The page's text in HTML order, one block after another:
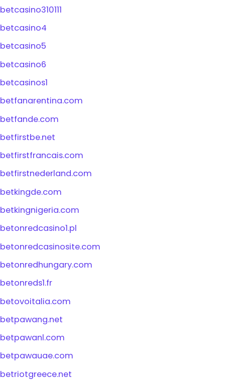
betcasino310111
betcasino4
betcasino5
betcasino6
betcasinos1
betfanarentina.com
betfande.com
betfirstbe.net
betfirstfrancais.com
betfirstnederland.com
betkingde.com
betkingnigeria.com
betonredcasino1.pl
betonredcasinosite.com
betonredhungary.com
betonreds1.fr
betovoitalia.com
betpawang.net
betpawanl.com
betpawauae.com
betriotgreece.net